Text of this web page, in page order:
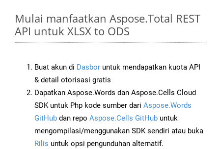
Mulai manfaatkan Aspose.Total REST
API untuk XLSX to ODS
Buat akun di Dasbor untuk mendapatkan kuota API
& detail otorisasi gratis
Dapatkan Aspose.Words dan Aspose.Cells Cloud
SDK untuk Php kode sumber dari Aspose.Words
GitHub dan repo Aspose.Cells GitHub untuk
mengompilasi/menggunakan SDK sendiri atau buka
Rilis untuk opsi pengunduhan alternatif.